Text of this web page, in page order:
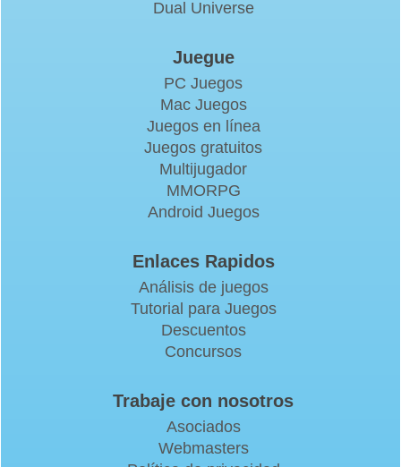
Dual Universe
Juegue
PC Juegos
Mac Juegos
Juegos en línea
Juegos gratuitos
Multijugador
MMORPG
Android Juegos
Enlaces Rapidos
Análisis de juegos
Tutorial para Juegos
Descuentos
Concursos
Trabaje con nosotros
Asociados
Webmasters